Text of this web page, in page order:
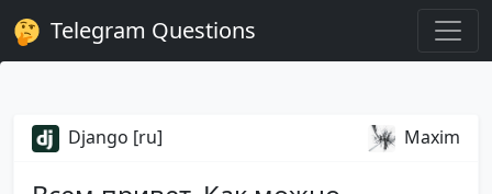
Telegram Questions
Django [ru] Maxim